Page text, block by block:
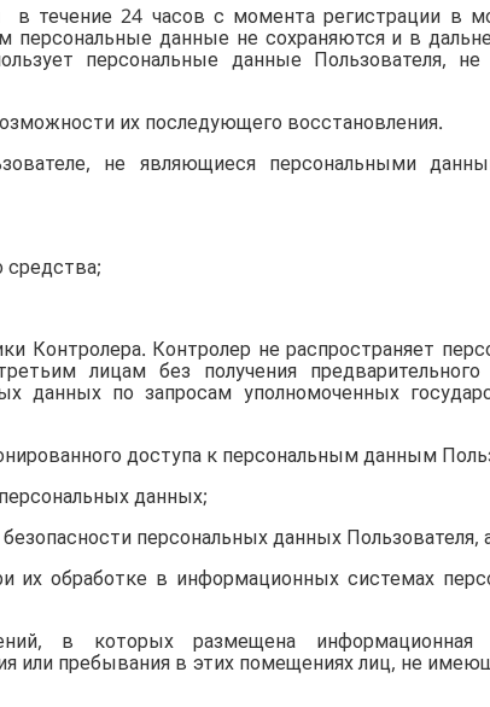
течение 24 часов с момента регистрации в
персональные данные не сохраняются и в
персональные данные Пользователя, не
их последующего восстановления.
не являющиеся персональными
средства;
Контролера. Контролер не распространяет
лицам без получения предварительного
данных по запросам уполномоченных
доступа к персональным данным
данных;
персональных данных Пользователя,
их обработке в информационных системах
в которых размещена информационная
или пребывания в этих помещениях лиц, не